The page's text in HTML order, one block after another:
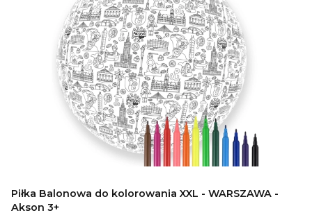
Piłka Balonowa do kolorowania XXL - WARSZAWA -
Akson 3+